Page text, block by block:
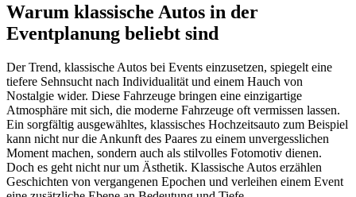
Warum klassische Autos in der
Eventplanung beliebt sind
Der Trend, klassische Autos bei Events einzusetzen, spiegelt eine
tiefere Sehnsucht nach Individualität und einem Hauch von
Nostalgie wider. Diese Fahrzeuge bringen eine einzigartige
Atmosphäre mit sich, die moderne Fahrzeuge oft vermissen lassen.
Ein sorgfältig ausgewähltes, klassisches Hochzeitsauto zum Beispiel
kann nicht nur die Ankunft des Paares zu einem unvergesslichen
Moment machen, sondern auch als stilvolles Fotomotiv dienen.
Doch es geht nicht nur um Ästhetik. Klassische Autos erzählen
Geschichten von vergangenen Epochen und verleihen einem Event